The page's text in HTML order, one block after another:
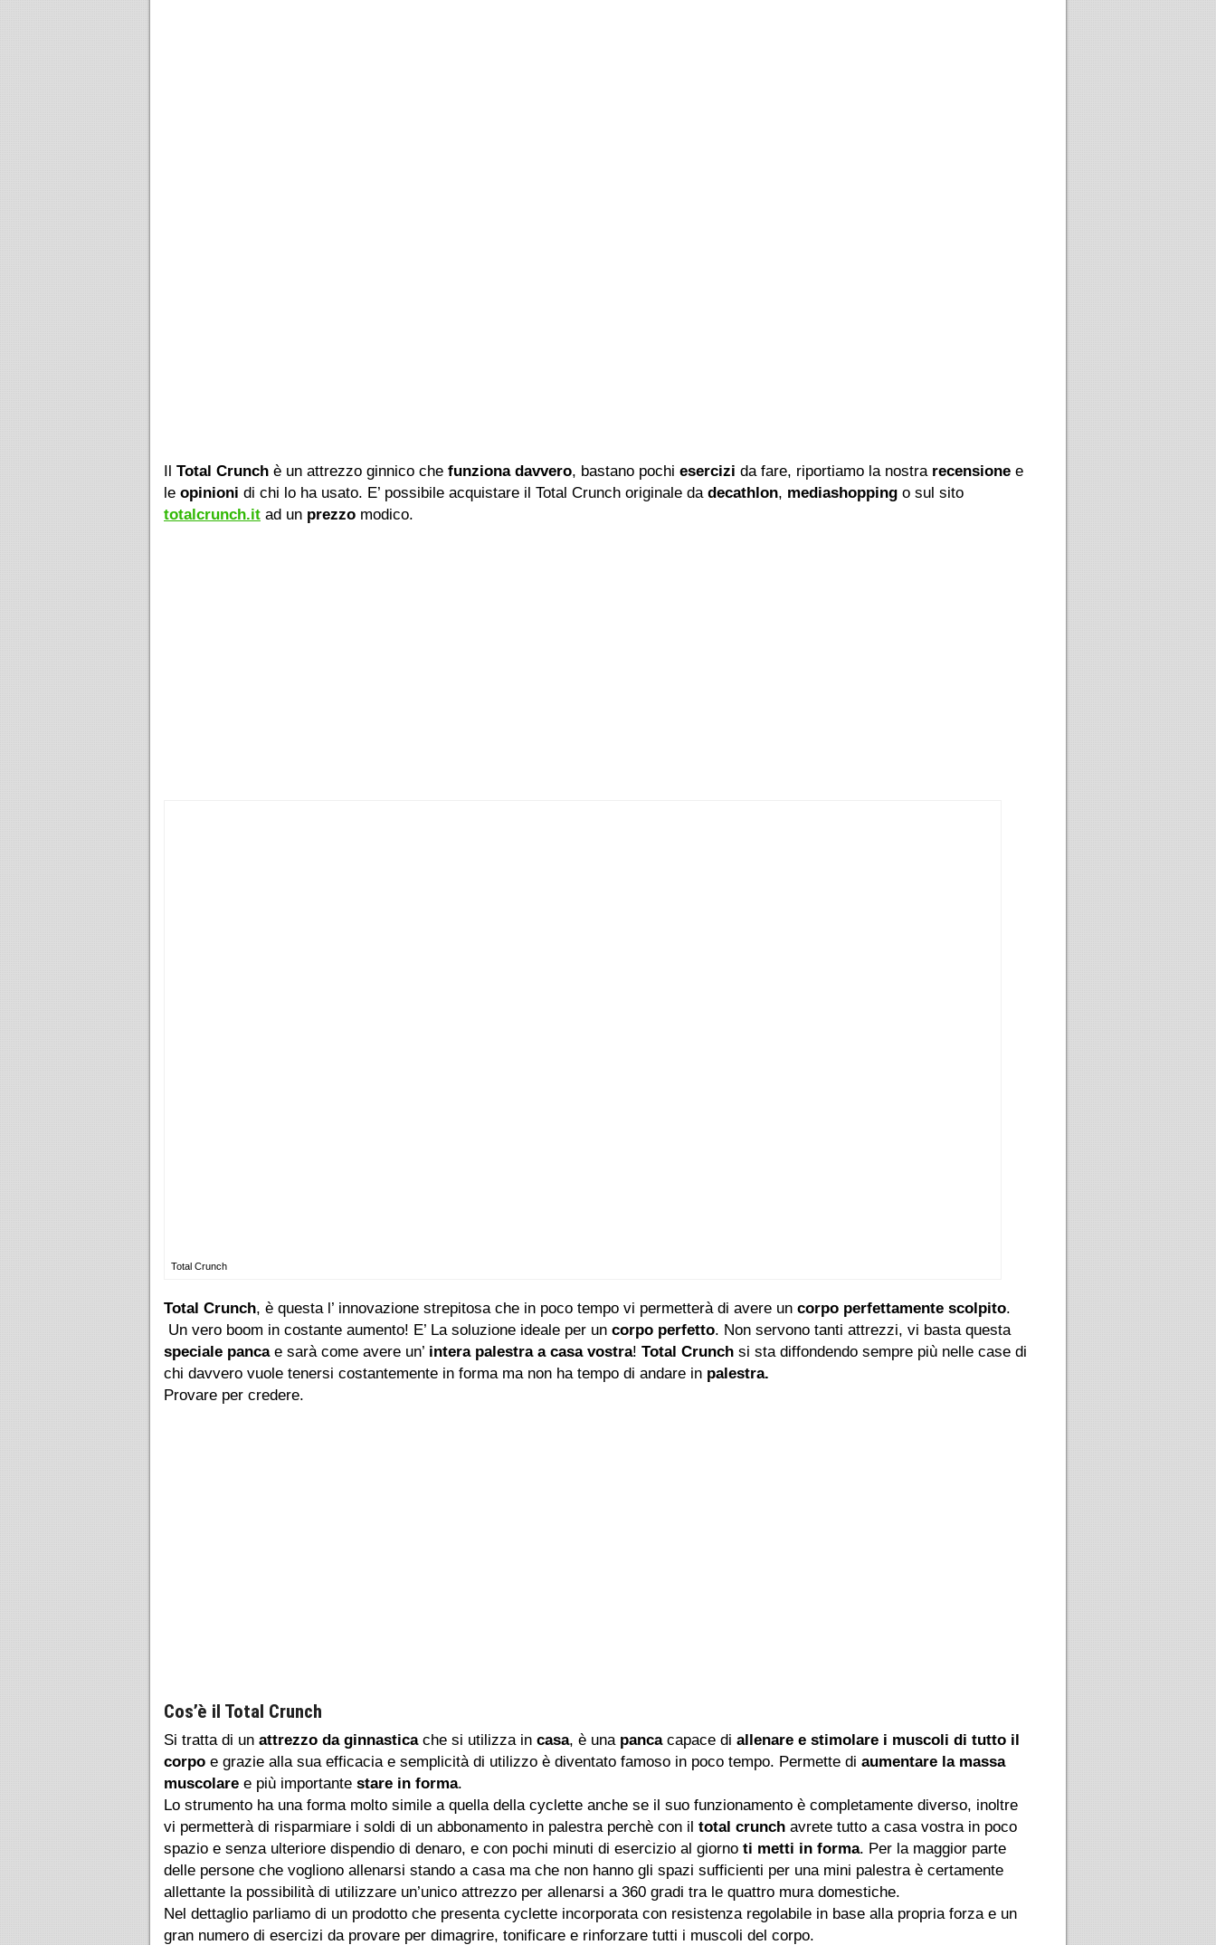
Il Total Crunch è un attrezzo ginnico che funziona davvero, bastano pochi esercizi da fare, riportiamo la nostra recensione e
le opinioni di chi lo ha usato. E’ possibile acquistare il Total Crunch originale da decathlon, mediashopping o sul sito
totalcrunch.it ad un prezzo modico.
Total Crunch
Total Crunch, è questa l’ innovazione strepitosa che in poco tempo vi permetterà di avere un corpo perfettamente scolpito.
Un vero boom in costante aumento! E’ La soluzione ideale per un corpo perfetto. Non servono tanti attrezzi, vi basta questa
speciale pancae sarà come avere un’ intera palestra a casa vostra! Total Crunch si sta diffondendo sempre più nelle case di
chi davvero vuole tenersi costantemente in forma ma non ha tempo di andare in palestra.
Provare per credere.
Cos’è il Total Crunch
Si tratta di un attrezzo da ginnasticache si utilizza in casa, è una pancacapace di allenare e stimolare i muscoli di tutto il
corpo e grazie alla sua efficacia e semplicità di utilizzo è diventato famoso in poco tempo. Permette di aumentare la massa
muscolare e più importante stare in forma.
Lo strumento ha una forma molto simile a quella della cyclette anche se il suo funzionamento è completamente diverso, inoltre
vi permetterà di risparmiare i soldi di un abbonamento in palestra perchè con il total crunch avrete tutto a casa vostra in poco
spazio e senza ulteriore dispendio di denaro, e con pochi minuti di esercizio al giorno ti metti in forma. Per la maggior parte
delle persone che vogliono allenarsi stando a casa ma che non hanno gli spazi sufficienti per una mini palestra è certamente
allettante la possibilità di utilizzare un’unico attrezzo per allenarsi a 360 gradi tra le quattro mura domestiche.
Nel dettaglio parliamo di un prodotto che presenta cyclette incorporata con resistenza regolabile in base alla propria forza e un
gran numero di esercizi da provare per dimagrire, tonificare e rinforzare tutti i muscoli del corpo.